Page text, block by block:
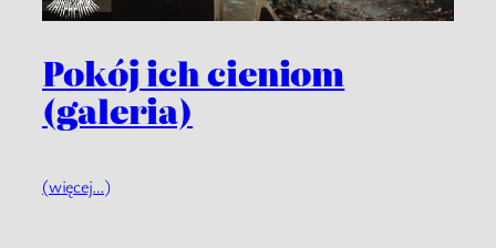
Pokój ich cieniom
(galeria)
(więcej…)